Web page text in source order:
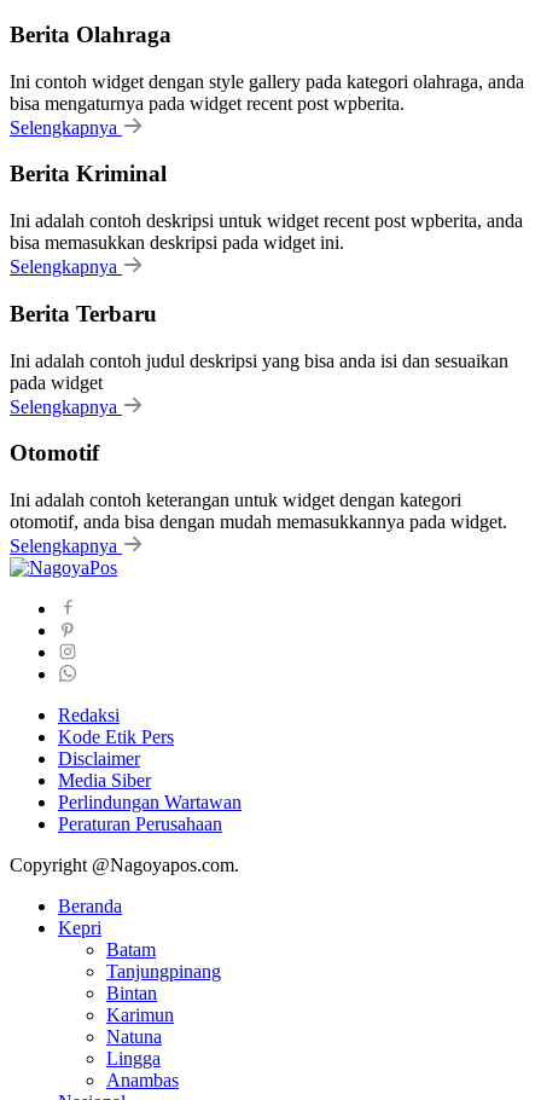
Berita Olahraga
Ini contoh widget dengan style gallery pada kategori olahraga, anda
bisa mengaturnya pada widget recent post wpberita.
Selengkapnya
Berita Kriminal
Ini adalah contoh deskripsi untuk widget recent post wpberita, anda
bisa memasukkan deskripsi pada widget ini.
Selengkapnya
Berita Terbaru
Ini adalah contoh judul deskripsi yang bisa anda isi dan sesuaikan
pada widget
Selengkapnya
Otomotif
Ini adalah contoh keterangan untuk widget dengan kategori
otomotif, anda bisa dengan mudah memasukkannya pada widget.
Selengkapnya
Redaksi
Kode Etik Pers
Disclaimer
Media Siber
Perlindungan Wartawan
Peraturan Perusahaan
Copyright @Nagoyapos.com.
Beranda
Kepri
Batam
Tanjungpinang
Bintan
Karimun
Natuna
Lingga
Anambas